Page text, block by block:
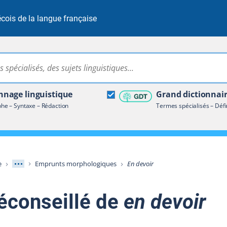
de la langue française
Rechercher dans tout le site
linguistique
– Syntaxe – Rédaction
Grand
Termes spécialisés –
terminologique
Afficher les niveaux intermédiaires
Emprunts morphologiques En devoir
de en devoir